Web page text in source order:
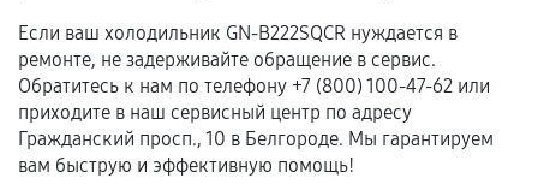
Если ваш холодильник GN-B222SQCR нуждается в
ремонте, не задерживайте обращение в сервис.
Обратитесь к нам по телефону +7 (800) 100-47-62 или
приходите в наш сервисный центр по адресу
Гражданский просп., 10 в Белгороде. Мы гарантируем
вам быструю и эффективную помощь!